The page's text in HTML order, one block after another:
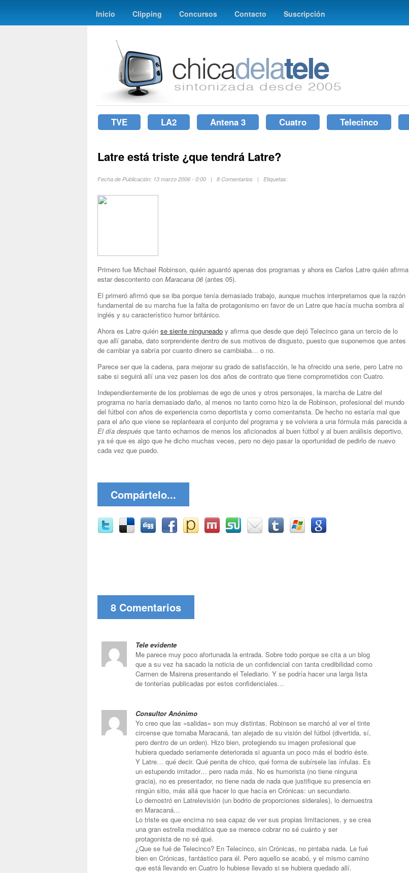
Inicio Clipping Concursos Contacto Suscripción
TVE LA2 Antena 3 Cuatro Telecinco
Latre está triste ¿que tendrá Latre?
Fecha de Publicación: 13 marzo 2006 - 0:00 | 8 Comentarios | Etiquetas:
Primero fue Michael Robinson, quién aguantó apenas dos programas y ahora es Carlos Latre quién afirma
estar descontento con Maracana 06 (antes 05).
El primeró afirmó que se iba porque tenía demasiado trabajo, aunque muchos interpretamos que la razón
fundamental de su marcha fue la falta de protagonismo en favor de un Latre que hacía mucha sombra al
inglés y su característico humor británico.
Ahora es Latre quién se siente ninguneado y afirma que desde que dejó Telecinco gana un tercio de lo
que allí ganaba, dato sorprendente dentro de sus motivos de disgusto, puesto que suponemos que antes
de cambiar ya sabría por cuanto dinero se cambiaba… o no.
Parece ser que la cadena, para mejorar su grado de satisfacción, le ha ofrecido una serie, pero Latre no
sabe si seguirá allí una vez pasen los dos años de contrato que tiene comprometidos con Cuatro.
Independientemente de los problemas de ego de unos y otros personajes, la marcha de Latre del
programa no haría demasiado daño, al menos no tanto como hizo la de Robinson, profesional del mundo
del fútbol con años de experiencia como deportista y como comentarista. De hecho no estaría mal que
para el año que viene se replanteara el conjunto del programa y se volviera a una fórmula más parecida a
El día después que tanto echamos de menos los aficionados al buen fútbol y al buen análisis deportivo,
ya sé que es algo que he dicho muchas veces, pero no dejo pasar la oportunidad de pedirlo de nuevo
cada vez que puedo.
Compártelo...
8 Comentarios
Tele evidente
Me parece muy poco afortunada la entrada. Sobre todo porque se cita a un blog
que a su vez ha sacado la noticia de un confidencial con tanta credibilidad como
Carmen de Mairena presentando el Telediario. Y se podría hacer una larga lista
de tonterías publicadas por estos confidenciales…
Consultor Anónimo
Yo creo que las «salidas» son muy distintas. Robinson se marchó al ver el tinte
circense que tomaba Maracaná, tan alejado de su visión del fútbol (divertida, sí,
pero dentro de un orden). Hizo bien, protegiendo su imagen profesional que
hubiera quedado seriamente deteriorada si aguanta un poco más el bodrio éste.
Y Latre… qué decir. Qué penita de chico, qué forma de subírsele las ínfulas. Es
un estupendo imitador… pero nada más. No es humorista (no tiene ninguna
gracia), no es presentador, no tiene nada de nada que justifique su presencia en
ningún sitio, más allá que hacer lo que hacía en Crónicas: un secundario.
Lo demostró en Latrelevisión (un bodrio de proporciones siderales), lo demuestra
en Maracaná…
Lo triste es que encima no sea capaz de ver sus propias limitaciones, y se crea
una gran estrella mediática que se merece cobrar no sé cuánto y ser
protagonista de no sé qué.
¿Que se fué de Telecinco? En Telecinco, sin Crónicas, no pintaba nada. Le fué
bien en Crónicas, fantástico para él. Pero aquello se acabó, y el mismo camino
que está llevando en Cuatro lo hubiese llevado si se hubiera quedado allí.